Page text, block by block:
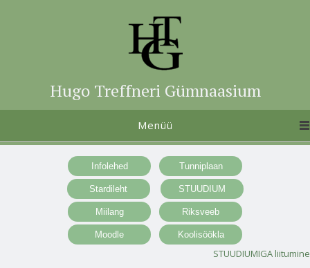
Hugo Treffneri Gümnaasium
Menüü
STUUDIUMIGA liitumine